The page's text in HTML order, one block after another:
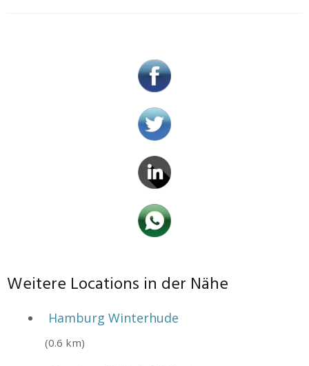
Weitere Locations in der Nähe
Hamburg Winterhude
(0.6 km)